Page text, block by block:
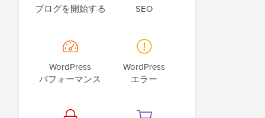
ブログを開始する
SEO
WordPress
パフォーマンス
WordPress
エラー